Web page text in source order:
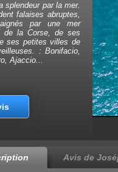
splendeur par la mer.
falaises abruptes,
par une mer
de la Corse, de ses
ses petites villes de
: Bonifacio,
Ajaccio...
Avis de